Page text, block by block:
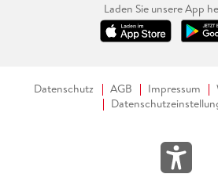
Laden Sie unsere App
Datenschutz AGB Impressum